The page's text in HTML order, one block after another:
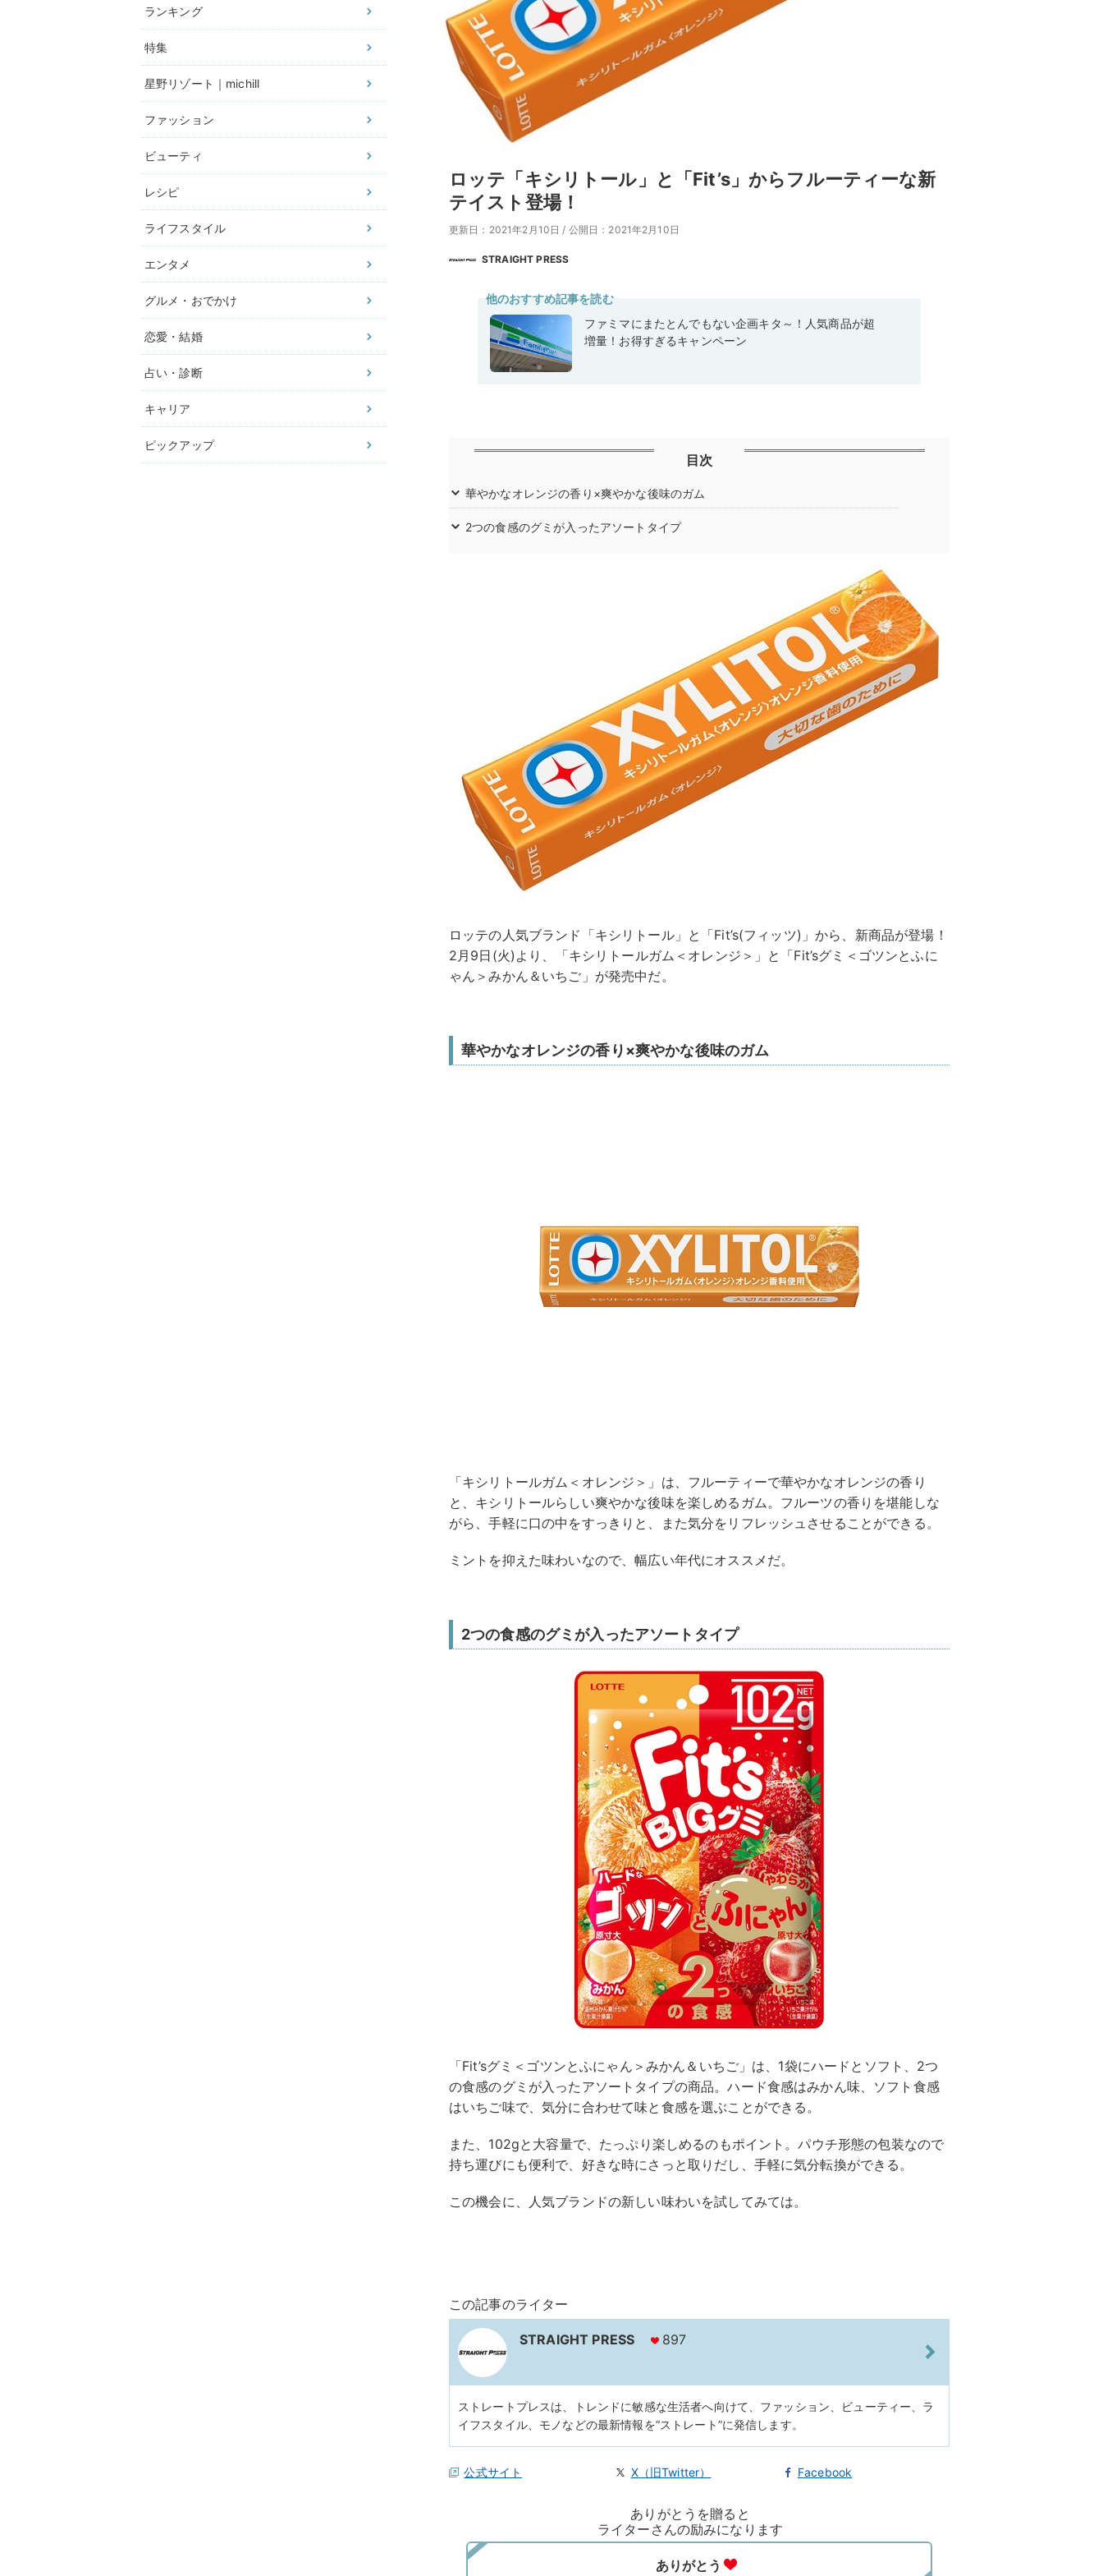
ランキング
特集
星野リゾート｜michill
ファッション
ビューティ
レシピ
ライフスタイル
エンタメ
グルメ・おでかけ
恋愛・結婚
占い・診断
キャリア
ピックアップ
ロッテ「キシリトール」と「Fit’s」からフルーティーな新
テイスト登場！
更新日：2021年2月10日 / 公開日：2021年2月10日
STRAIGHT PRESS
他のおすすめ記事を読む
ファミマにまたとんでもない企画キタ～！人気商品が超
増量！お得すぎるキャンペーン
目次
華やかなオレンジの香り×爽やかな後味のガム
2つの食感のグミが入ったアソートタイプ
ロッテの人気ブランド「キシリトール」と「Fit’s(フィッツ)」から、新商品が登場！
2月9日(火)より、「キシリトールガム＜オレンジ＞」と「Fit’sグミ＜ゴツンとふに
ゃん＞みかん＆いちご」が発売中だ。
華やかなオレンジの香り×爽やかな後味のガム
「キシリトールガム＜オレンジ＞」は、フルーティーで華やかなオレンジの香り
と、キシリトールらしい爽やかな後味を楽しめるガム。フルーツの香りを堪能しな
がら、手軽に口の中をすっきりと、また気分をリフレッシュさせることができる。
ミントを抑えた味わいなので、幅広い年代にオススメだ。
2つの食感のグミが入ったアソートタイプ
「Fit’sグミ＜ゴツンとふにゃん＞みかん＆いちご」は、1袋にハードとソフト、2つ
の食感のグミが入ったアソートタイプの商品。ハード食感はみかん味、ソフト食感
はいちご味で、気分に合わせて味と食感を選ぶことができる。
また、102gと大容量で、たっぷり楽しめるのもポイント。パウチ形態の包装なので
持ち運びにも便利で、好きな時にさっと取りだし、手軽に気分転換ができる。
この機会に、人気ブランドの新しい味わいを試してみては。
この記事のライター
STRAIGHT PRESS 897
ストレートプレスは、トレンドに敏感な生活者へ向けて、ファッション、ビューティー、ラ
イフスタイル、モノなどの最新情報を“ストレート”に発信します。
公式サイト X（旧Twitter） Facebook
ありがとうを贈ると
ライターさんの励みになります